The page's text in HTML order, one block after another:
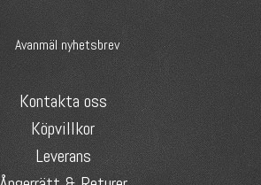
Avanmäl nyhetsbrev
Kontakta oss
Köpvillkor
Leverans